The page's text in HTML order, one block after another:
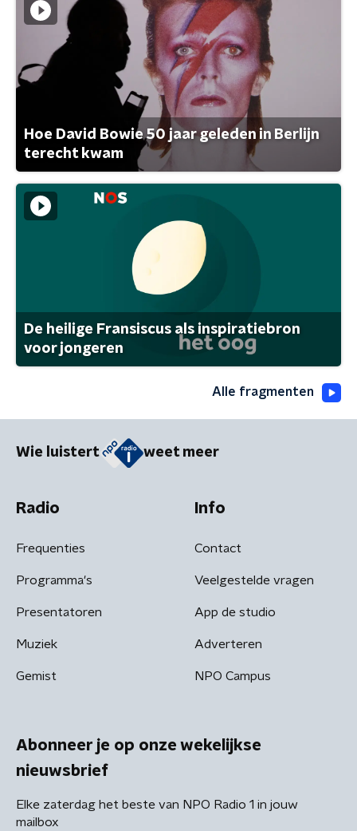
Hoe David Bowie 50 jaar geleden in Berlijn
terecht kwam
De heilige Fransiscus als inspiratiebron
voor jongeren
Alle fragmenten
Wie luistert weet meer
Radio
Frequenties
Programma's
Presentatoren
Muziek
Gemist
Info
Contact
Veelgestelde vragen
App de studio
Adverteren
NPO Campus
Abonneer je op onze wekelijkse
nieuwsbrief
Elke zaterdag het beste van NPO Radio 1 in jouw
mailbox